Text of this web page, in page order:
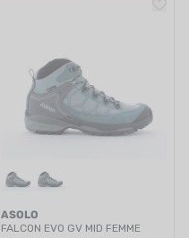
ASOLO
FALCON EVO GV MID FEMME